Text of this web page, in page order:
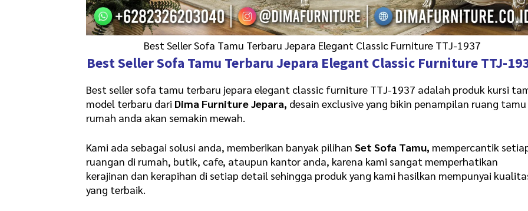
Best Seller Sofa Tamu Terbaru Jepara Elegant Classic Furniture TTJ-1937
Best SellerSofa Tamu TerbaruJepara Elegant Classic Furniture TTJ-
Best seller sofa tamu terbaru jepara elegant classic furniture TTJ-1937 adalah produk kursi
model terbaru dari Dima Furniture Jepara, desain exclusive yang bikin penampilan ruang tamu
rumah anda akan semakin mewah.
Kami ada sebagai solusi anda, memberikan banyak pilihanSet Sofa Tamu, mempercantik
ruangan di rumah, butik, cafe, ataupun kantor anda, karena kami sangat memperhatikan
kerajinan dan kerapihan di setiap detail sehingga produk yang kami hasilkan mempunyai
yang terbaik.